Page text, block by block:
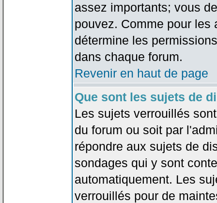
assez importants; vous
pouvez. Comme pour les
détermine les
dans chaque forum.
Revenir en haut de page
Que sont les sujets de
Les sujets verrouillés
du forum ou soit par
répondre aux sujets de
sondages qui y sont
automatiquement. Les
verrouillés pour de